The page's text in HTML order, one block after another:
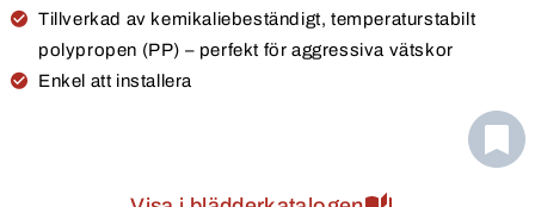
Tillverkad av kemikaliebeständigt, temperaturstabilt
polypropen (PP) – perfekt för aggressiva vätskor
Enkel att installera